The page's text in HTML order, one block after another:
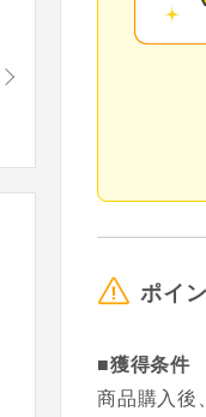
ポイ
■獲得条件
商品購入後